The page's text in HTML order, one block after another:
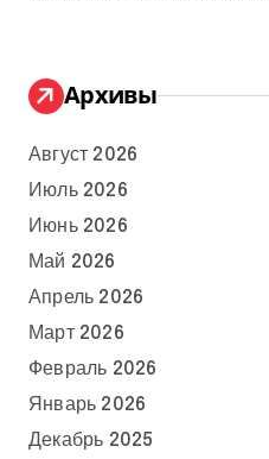
Архивы
Август 2026
Июль 2026
Июнь 2026
Май 2026
Апрель 2026
Март 2026
Февраль 2026
Январь 2026
Декабрь 2025